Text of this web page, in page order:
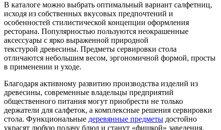
В каталоге можно выбрать оптимальный вариант салфетниц,
исходя из собственных вкусовых предпочтений и
особенностей стилистической концепции оформления
ресторана. Популярностью пользуются неокрашенные
аксессуары с ярко выраженной природной
текстурой древесины. Предметы сервировки стола
отличаются небольшим весом, эргономичной формой, просты
в применении и уходе.
Благодаря активному развитию производства изделий из
древесины, современные владельцы предприятий
общественного питания могут приобрести не только
держатели для салфеток, а комплексные решения сервировки
стола. Функциональные деревянные предметы достойно
украсят любую подачу блюд и станут «фишкой» заведения.